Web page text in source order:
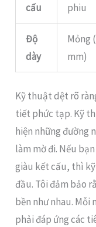
cấu
phiu
Độ
dày
Mỏng
mm)
Kỹ thuật dệt rõ
tiết phức tạp. Kỹ
hiện những đường
làm mờ đi. Nếu
giàu kết cấu, thì
đầu. Tôi đảm bảo
bền như nhau. Mỗi
phải đáp ứng các